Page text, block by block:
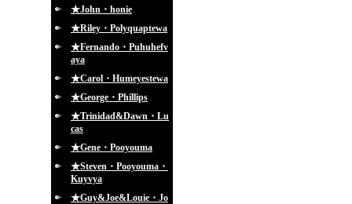
★John・honie
★Riley・Polyquaptewa
★Fernando・Puhuhefv
aya
★Carol・Humeyestewa
★George・Phillips
★Trinidad&Dawn・Lu
cas
★Gene・Pooyouma
★Steven・Pooyouma・
Kuyvya
★Guy&Joe&Louie・Jo